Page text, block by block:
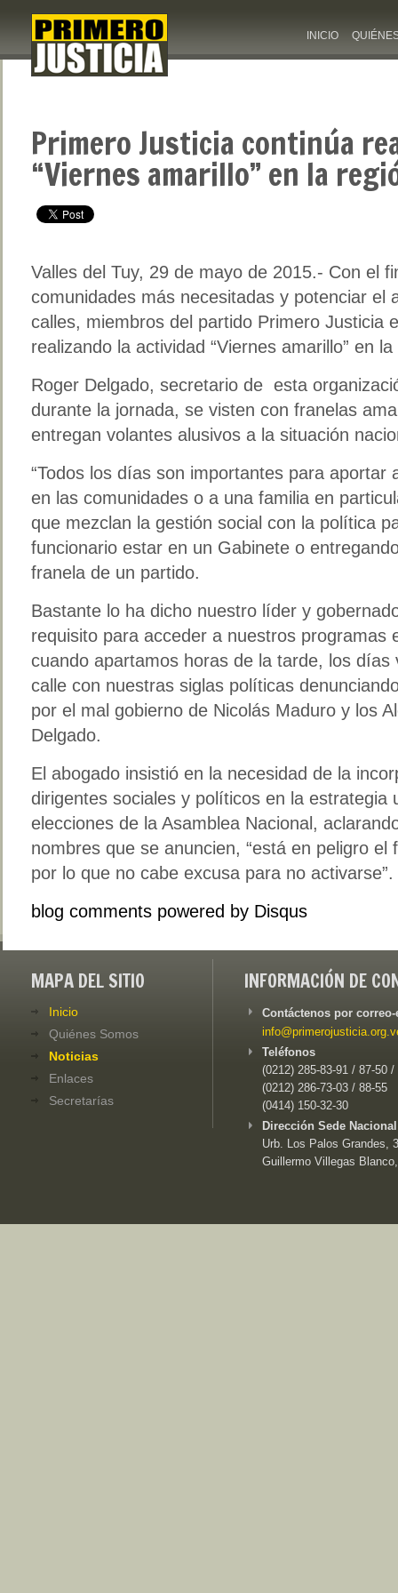
INICIO
Primero Justicia continúa
“Viernes amarillo” en la
Valles del Tuy, 29 de mayo de 2015.- Con el
comunidades más necesitadas y potenciar el
calles, miembros del partido Primero Justicia
realizando la actividad “Viernes amarillo” en
Roger Delgado, secretario de esta
durante la jornada, se visten con franelas
entregan volantes alusivos a la situación
“Todos los días son importantes para aportar
en las comunidades o a una familia en
que mezclan la gestión social con la política
funcionario estar en un Gabinete o
franela de un partido.
Bastante lo ha dicho nuestro líder y
requisito para acceder a nuestros programas
cuando apartamos horas de la tarde, los días
calle con nuestras siglas políticas
por el mal gobierno de Nicolás Maduro y los
Delgado.
El abogado insistió en la necesidad de la
dirigentes sociales y políticos en la estrategia
elecciones de la Asamblea Nacional,
nombres que se anuncien, “está en peligro
por lo que no cabe excusa para no activarse”.
blog comments powered by Disqus
MAPA DEL SITIO
Inicio
Quiénes Somos
Noticias
Enlaces
Secretarías
INFORMACIÓN DE
Contáctenos por
Teléfonos
(0212) 285-83-91 / 87-50 /
(0212) 286-73-03 / 88-55
(0414) 150-32-30
Dirección Sede
Urb. Los Palos Grandes,
Guillermo Villegas